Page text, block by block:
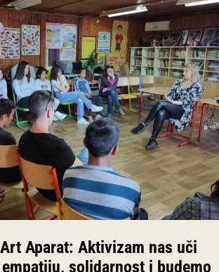
Aparat: Aktivizam nas uči
solidarnost i budemo